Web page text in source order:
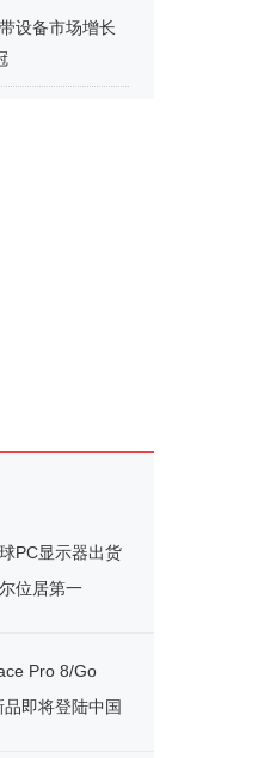
设备市场增长
PC显示器出货
位居第一
Pro 8/Go
即将登陆中国